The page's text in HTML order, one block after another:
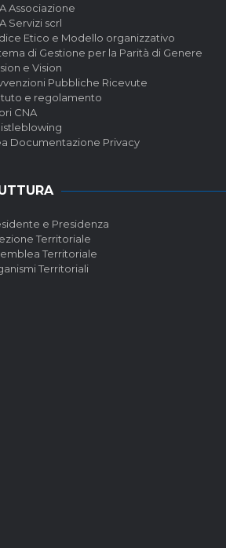
Associazione
Servizi scrl
Etico e Modello organizzativo
di Gestione per la Parità di Genere
e Vision
Pubbliche Ricevute
e regolamento
CNA
Documentazione Privacy
e Presidenza
Territoriale
Territoriale
Territoriali